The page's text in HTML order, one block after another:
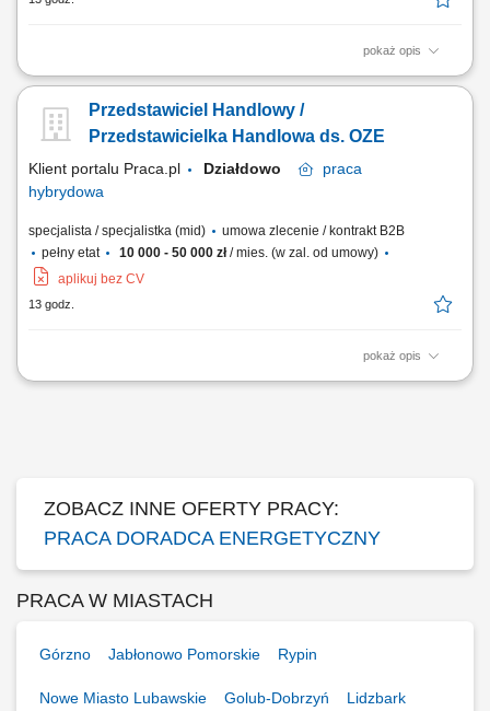
pokaż opis
Doradzanie klientom w zakresie nowoczesnych rozwiązań z obszaru
prowadzenie spotkań handlowych. Przygotowywanie ofert i
finalizowanie sprzedaży. Budowanie długofalowych relacji z klientami.
Przedstawiciel Handlowy /
Przedstawicielka Handlowa ds. OZE
Klient portalu Praca.pl Działdowo
praca
hybrydowa
specjalista / specjalistka (mid)
umowa zlecenie / kontrakt B2B
pełny etat
10 000 - 50 000 zł/ mies. (w zal. od umowy)
aplikuj bez CV
13 godz.
pokaż opis
Doradzanie klientom w zakresie nowoczesnych rozwiązań z obszaru
ZOBACZ INNE OFERTY PRACY:
PRACA DORADCA ENERGETYCZNY
PRACA W MIASTACH
Górzno Jabłonowo Pomorskie Rypin
Nowe Miasto Lubawskie Golub-Dobrzyń Lidzbark